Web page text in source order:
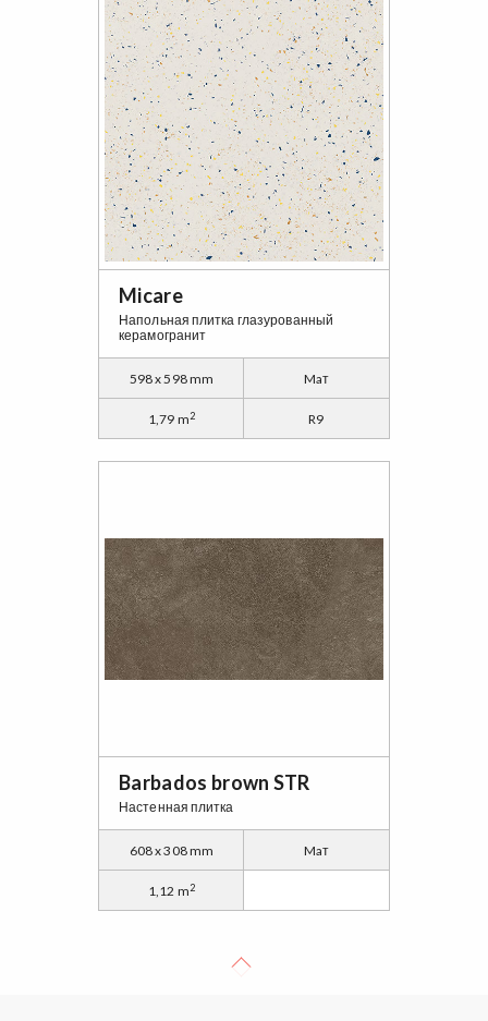
Micare
Напольная плитка глазурованный
керамогранит
598 x 598 mm Maт
1,79 m2 R9
Barbados brown STR
Настенная плитка
608 x 308 mm Maт
1,12 m2